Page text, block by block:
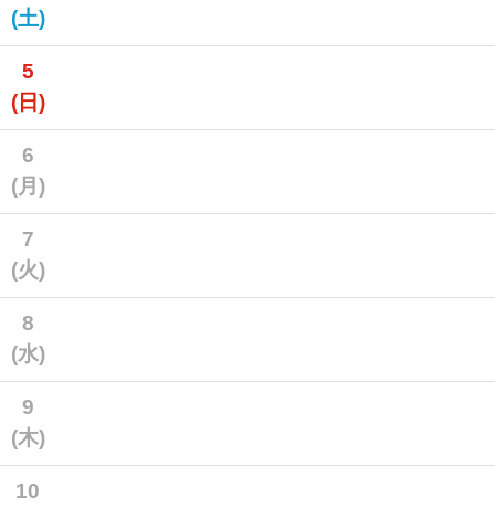
(土)
5
(日)
6
(月)
7
(火)
8
(水)
9
(木)
10